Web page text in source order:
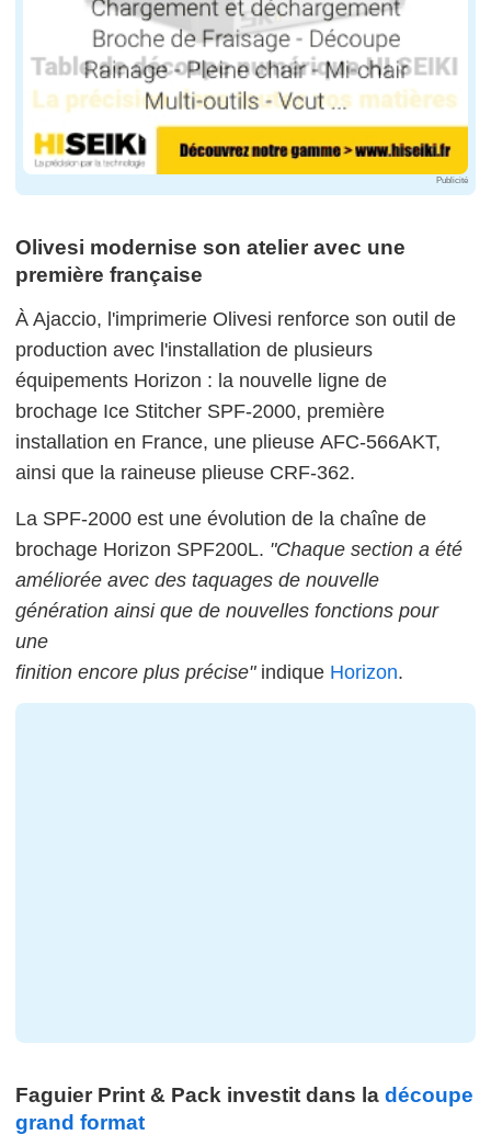
Publicité
Olivesi modernise son atelier avec une
première française
À Ajaccio, l'imprimerie Olivesi renforce son outil de
production avec l'installation de plusieurs
équipements Horizon : la nouvelle ligne de
brochage Ice Stitcher SPF-2000, première
installation en France, une plieuse AFC-566AKT,
ainsi que la raineuse plieuse CRF-362.
La SPF-2000 est une évolution de la chaîne de
brochage Horizon SPF200L. "Chaque section a été
améliorée avec des taquages de nouvelle
génération ainsi que de nouvelles fonctions pour
une
finition encore plus précise"indique Horizon.
Faguier Print & Pack investit dans la découpe
grand format